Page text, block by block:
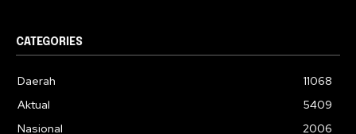
CATEGORIES
Daerah
11068
Aktual
5409
Nasional
2006